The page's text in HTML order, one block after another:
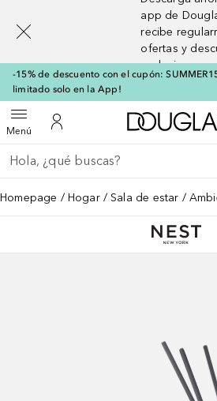
app de
recibe
ofertas y
exclusivos
-15% de descuento con el cupón:
limitado solo en la App!
MenúAbrir menúMi cuenta
Regresar
Ejecutar búsqueda
Homepage Hogar Sala de estar
[navigation.slideout.screenreader]